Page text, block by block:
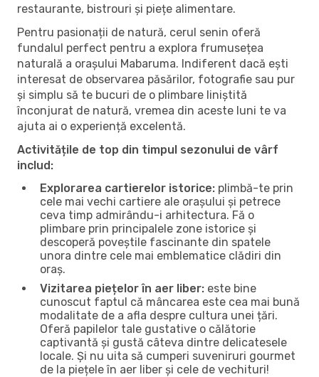
restaurante, bistrouri și piețe alimentare.
Pentru pasionații de natură, cerul senin oferă
fundalul perfect pentru a explora frumusețea
naturală a orașului Mabaruma. Indiferent dacă ești
interesat de observarea păsărilor, fotografie sau pur
și simplu să te bucuri de o plimbare liniștită
înconjurat de natură, vremea din aceste luni te va
ajuta ai o experiență excelentă.
Activitățile de top din timpul sezonului de vârf
includ:
Explorarea cartierelor istorice: plimbă-te prin
cele mai vechi cartiere ale orașului și petrece
ceva timp admirându-i arhitectura. Fă o
plimbare prin principalele zone istorice și
descoperă poveștile fascinante din spatele
unora dintre cele mai emblematice clădiri din
oraș.
Vizitarea piețelor în aer liber: este bine
cunoscut faptul că mâncarea este cea mai bună
modalitate de a afla despre cultura unei țări.
Oferă papilelor tale gustative o călătorie
captivantă și gustă câteva dintre delicatesele
locale. Și nu uita să cumperi suveniruri gourmet
de la piețele în aer liber și cele de vechituri!